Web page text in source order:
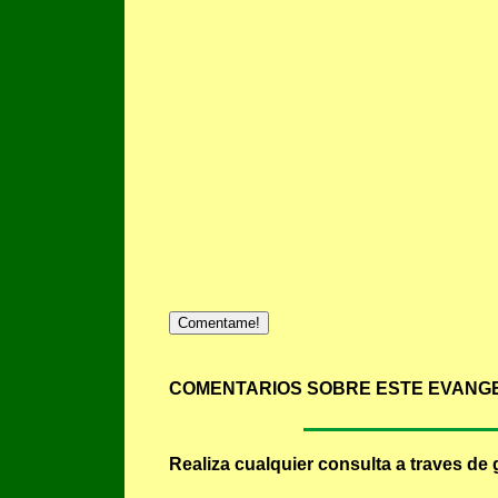
Comentame!
COMENTARIOS SOBRE ESTE
Realiza cualquier consulta a traves de